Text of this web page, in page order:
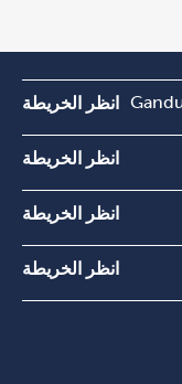
انظر الخريطة
انظر الخريطة
انظر الخريطة
انظر الخريطة